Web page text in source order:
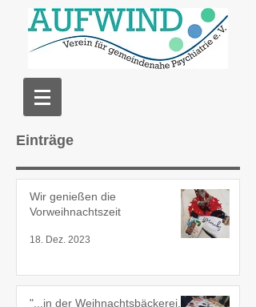
Einträge
Wir genießen die
Vorweihnachtszeit
18. Dez. 2023
"...in der Weihnachtsbäckerei...